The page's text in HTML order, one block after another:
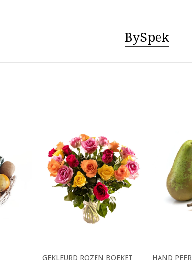
BySpek
GEKLEURD ROZEN BOEKET
HAND PEER